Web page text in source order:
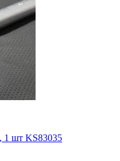
1 шт KS83035